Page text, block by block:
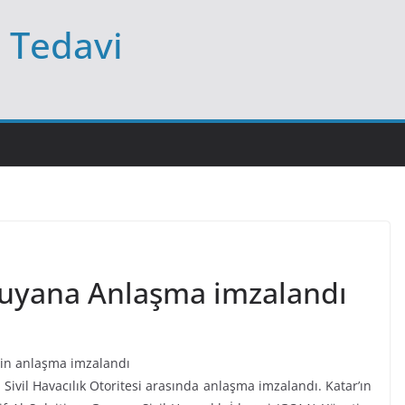
Anlaşma imzalandı
anlaşma imzalandı
Havacılık Otoritesi arasında anlaşma imzalandı. Katar’ın